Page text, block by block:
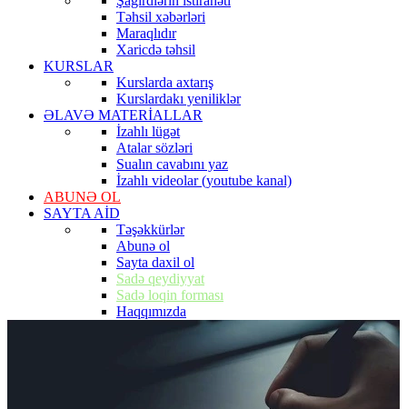
Təhsil xəbərləri
Maraqlıdır
Xaricdə təhsil
KURSLAR
Kurslarda axtarış
Kurslardakı yeniliklər
ƏLAVƏ MATERİALLAR
İzahlı lügət
Atalar sözləri
Sualın cavabını yaz
İzahlı videolar (youtube kanal)
ABUNƏ OL
SAYTA AİD
Təşəkkürlər
Abunə ol
Sayta daxil ol
Sadə qeydiyyat
Sadə loqin forması
Haqqımızda